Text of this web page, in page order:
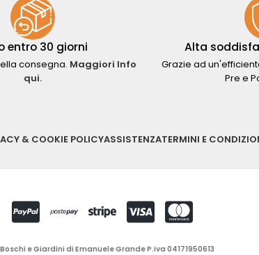
entro 30 giorni
consegna. Maggiori Info
qui.
Alta
Grazie ad
Pre e
& COOKIE POLICYASSISTENZATERMINI E
Boschi e Giardini di Emanuele Grande P.iva 04171950613